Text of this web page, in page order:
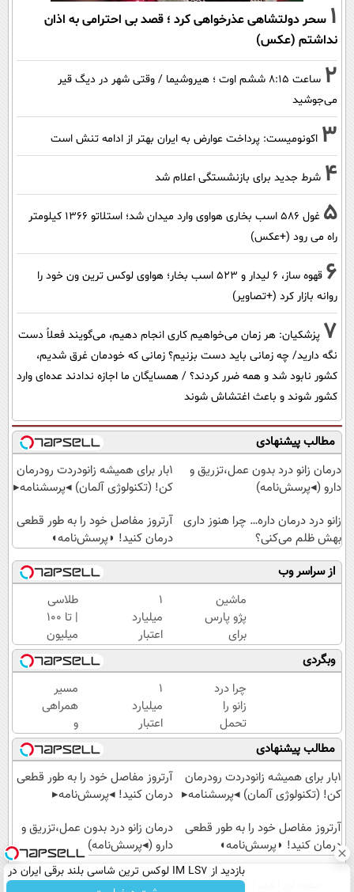
1 سحر دولتشاهی عذرخواهی کرد ؛ قصد بی احترامی به اذان
نداشتم (عکس)
2
ساعت ۸:۱۵ ششم اوت ؛ هیروشیما / وقتی شهر در دیگ قیر
می‌جوشید
3 اکونومیست: پرداخت عوارض به ایران بهتر از ادامه تنش است
4 شرط جدید برای بازنشستگی اعلام شد
5
غول 586 اسب بخاری هواوی وارد میدان شد؛ استلاتو 1366 کیلومتر
راه می رود (+عکس)
6
قهوه ساز، 6 لیدار و 523 اسب بخار؛ هواوی لوکس ترین ون خود را
روانه بازار کرد (+تصاویر)
7 پزشکیان: هر زمان می‌خواهیم کاری انجام دهیم، می‌گویند فعلاً دست
نگه دارید/ چه زمانی باید دست بزنیم؟ زمانی که خودمان غرق شدیم،
کشور نابود شد و همه ضرر کردند؟ / همسایگان ما اجازه ندادند عده‌ای وارد
کشور شوند و باعث اغتشاش شوند
مطالب پیشنهادی
درمان زانو درد بدون عمل،تزریق و
دارو (◂پرسش‌نامه)
1بار برای همیشه زانودردت رودرمان
کن! (تکنولوژی آلمان) ◂پرسشنامه▸
زانو درد درمان داره… چرا هنوز داری
بهش ظلم می‌کنی؟
آرتروز مفاصل خود را به طور قطعی
درمان کنید! ◗پرسش‌نامه◖
از سراسر وب
ماشین
پژو پارس
برای
فروش
داری؟
اینجا
سریع
بفروشش
۱
میلیارد
اعتبار
خرید
طلا |
بدون
ضامن
و چک
طلاسی
| تا 100
میلیون
وام
آنی
خرید
طلا💰
ثبت
نام
کن!
وبگردی
چرا درد
زانو را
تحمل
می‌کنی؟
خیلی
ساده
درمنزل
کن
۱
میلیارد
اعتبار
خرید
طلا |
بدون
ضامن
مسیر
همراهی
و
گزارش
عملکرد
گروه
اسنپ
۱۴۰۴
مطالب پیشنهادی
1بار برای همیشه زانودردت رودرمان
کن! (تکنولوژی آلمان) ◂پرسشنامه▸
آرتروز مفاصل خود را به طور قطعی
درمان کنید! ◂پرسش‌نامه▸
آرتروز مفاصل خود را به طور قطعی
درمان کنید! ◗پرسش‌نامه◖
درمان زانو درد بدون عمل،تزریق و
دارو (◂پرسش‌نامه)
بازدید از IM LS7 لوکس ترین شاسی بلند برقی ایران در
باشگاه انقلاب
عصر ایران۲ درباره عصرایران تماس با ما